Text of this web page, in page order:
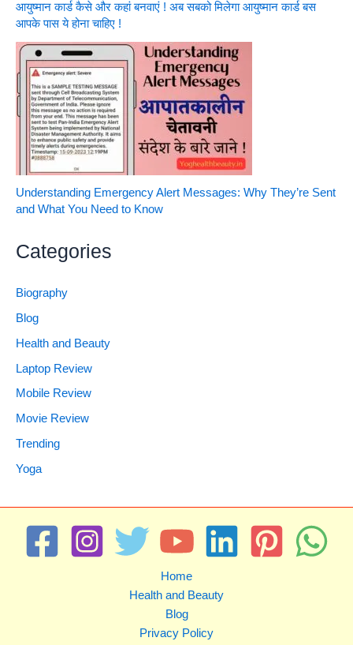
आयुष्मान कार्ड कैसे और कहां बनवाएं ! अब सबको मिलेगा आयुष्मान कार्ड बस
आपके पास ये होना चाहिए !
Understanding Emergency Alert Messages: Why They’re Sent
and What You Need to Know
Categories
Biography
Blog
Health and Beauty
Laptop Review
Mobile Review
Movie Review
Trending
Yoga
Home
Health and Beauty
Blog
Privacy Policy